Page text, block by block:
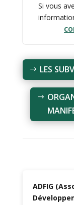
Si vous
LES
ADFIG